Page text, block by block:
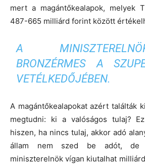
mert a magántőkealapok, melyek
487-665 milliárd forint között
A
BRONZÉRMES A
VETÉLKEDŐJÉBEN.
A magántőkealapokat azért találták
megtudni: ki a valóságos tulaj?
hiszen, ha nincs tulaj, akkor adó
állam nem szed be adót, de
miniszterelnök vígan kiutalhat